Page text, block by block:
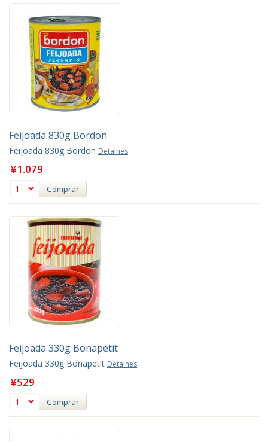
Feijoada 830g Bordon
Feijoada 830g Bordon Detalhes
¥1.079
Comprar
Feijoada 330g Bonapetit
Feijoada 330g Bonapetit Detalhes
¥529
Comprar